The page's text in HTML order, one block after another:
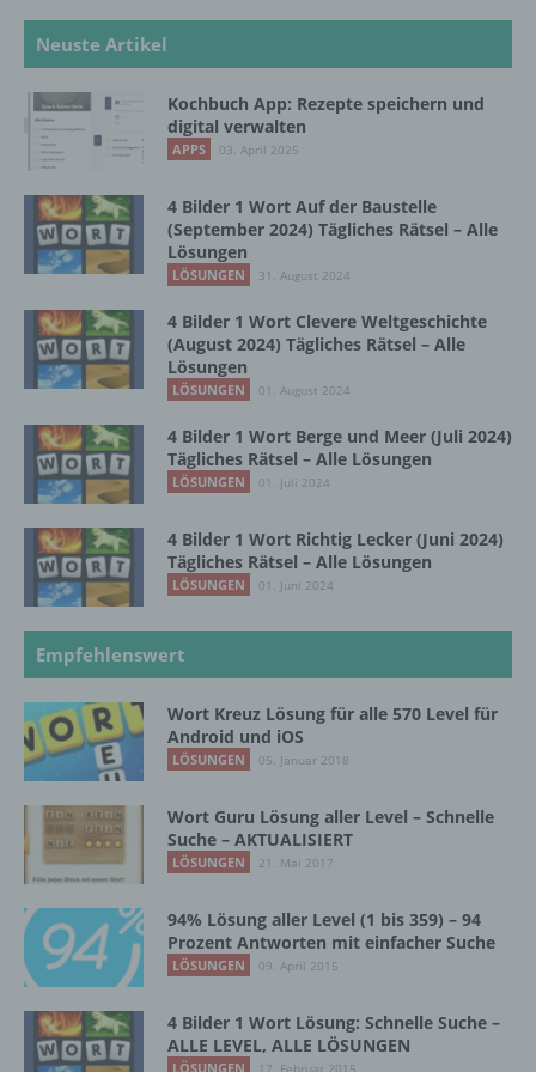
Neuste Artikel
Kochbuch App: Rezepte speichern und
digital verwalten
APPS 03. April 2025
4 Bilder 1 Wort Auf der Baustelle
(September 2024) Tägliches Rätsel – Alle
Lösungen
LÖSUNGEN 31. August 2024
4 Bilder 1 Wort Clevere Weltgeschichte
(August 2024) Tägliches Rätsel – Alle
Lösungen
LÖSUNGEN 01. August 2024
4 Bilder 1 Wort Berge und Meer (Juli 2024)
Tägliches Rätsel – Alle Lösungen
LÖSUNGEN 01. Juli 2024
4 Bilder 1 Wort Richtig Lecker (Juni 2024)
Tägliches Rätsel – Alle Lösungen
LÖSUNGEN 01. Juni 2024
Empfehlenswert
Wort Kreuz Lösung für alle 570 Level für
Android und iOS
LÖSUNGEN 05. Januar 2018
Wort Guru Lösung aller Level – Schnelle
Suche – AKTUALISIERT
LÖSUNGEN 21. Mai 2017
94% Lösung aller Level (1 bis 359) – 94
Prozent Antworten mit einfacher Suche
LÖSUNGEN 09. April 2015
4 Bilder 1 Wort Lösung: Schnelle Suche –
ALLE LEVEL, ALLE LÖSUNGEN
LÖSUNGEN
und technischen und organisatorischen
Maßnahmen unterliegen, die gewährleisten,
dass die personenbezogenen Daten nicht
einer identifizierten oder identifizierbaren
natürlichen Person zugewiesen werden.
g) Verantwortlicher oder für die Verarbeitung
Verantwortlicher
Verantwortlicher oder für die Verarbeitung
juristische Person, Behörde, Einrichtung
oder andere Stelle, die allein oder
gemeinsam mit anderen über die Zwecke
und Mittel der Verarbeitung von
Sind die Zwecke und Mittel dieser
Verarbeitung durch das Unionsrecht oder
das Recht der Mitgliedstaaten vorgegeben,
beziehungsweise können die bestimmten
Kriterien seiner Benennung nach dem
Unionsrecht oder dem Recht der
Mitgliedstaaten vorgesehen werden.
Auftragsverarbeiter ist eine natürliche oder
juristische Person, Behörde, Einrichtung
Daten im Auftrag des Verantwortlichen
verarbeitet.
i) Empfänger
Empfänger ist eine natürliche oder juristische
Stelle, der personenbezogene Daten
offengelegt werden, unabhängig davon, ob